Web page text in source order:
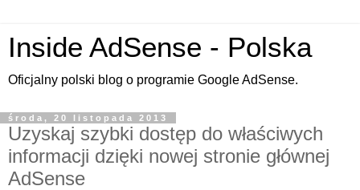
Inside AdSense - Polska
Oficjalny polski blog o programie Google AdSense.
środa, 20 listopada 2013
Uzyskaj szybki dostęp do właściwych
informacji dzięki nowej stronie głównej
AdSense